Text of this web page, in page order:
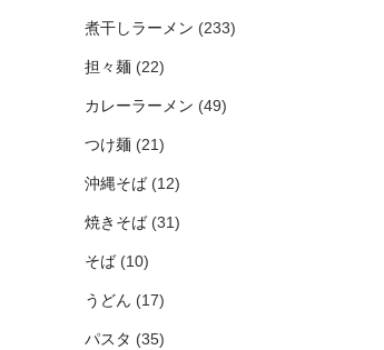
煮干しラーメン (233)
担々麺(22)
カレーラーメン (49)
つけ麺(21)
沖縄そば(12)
焼きそば(31)
そば(10)
うどん (17)
パスタ (35)